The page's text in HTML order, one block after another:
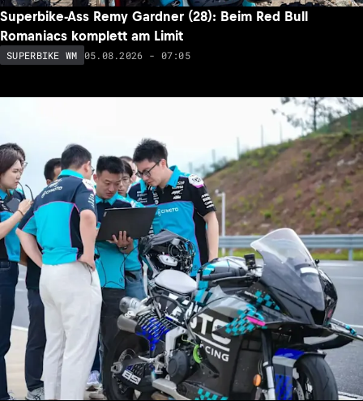
Superbike-Ass Remy Gardner (28): Beim Red Bull
Romaniacs komplett am Limit
SUPERBIKE WM 05.08.2026 - 07:05